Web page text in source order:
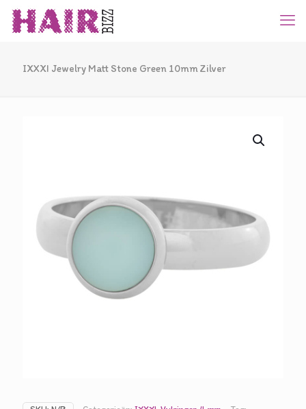
IXXXI Jewelry Matt Stone Green 10mm Zilver